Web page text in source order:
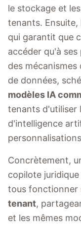
le stockage et
tenants.
qui garantit que
accéder qu'à
des mécanismes
de données,
modèles IA
tenants d'utiliser
d'intelligence
Concrètement,
copilote
tous fonctionner
tenant,
et les mêmes